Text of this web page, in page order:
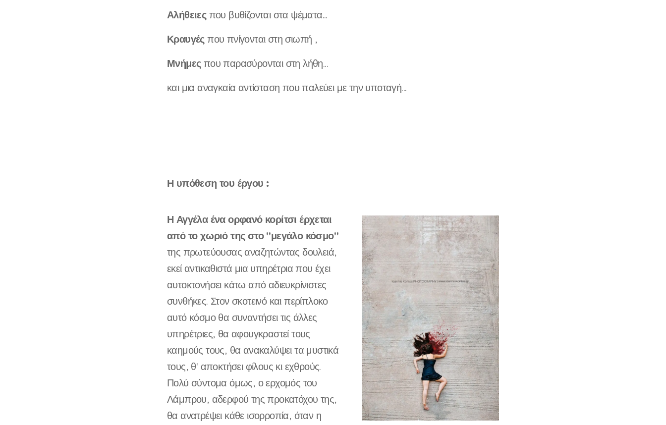
Αλήθειεςπου βυθίζονται στα ψέματα...
Κραυγέςπου πνίγονται στη σιωπή ,
Μνήμες που παρασύρονται στη λήθη...
και μια αναγκαία αντίσταση που παλεύει με την υποταγή...
Η υπόθεση του έργου :
Η Αγγέλα ένα ορφανό κορίτσι έρχεται
από το χωριό της στο "μεγάλο κόσμο"
της πρωτεύουσας αναζητώντας δουλειά,
εκεί αντικαθιστά μια υπηρέτρια που έχει
αυτοκτονήσει κάτω από αδιευκρίνιστες
συνθήκες. Στον σκοτεινό και περίπλοκο
αυτό κόσμο θα συναντήσει τις άλλες
υπηρέτριες, θα αφουγκραστεί τους
καημούς τους, θα ανακαλύψει τα μυστικά
τους, θ' αποκτήσει φίλους κι εχθρούς.
Πολύ σύντομα όμως, ο ερχομός του
Λάμπρου, αδερφού της προκατόχου της,
θα ανατρέψει κάθε ισορροπία, όταν η